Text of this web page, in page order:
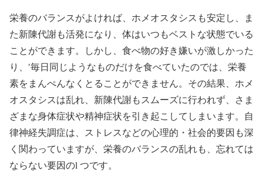
栄養のバランスがよければ、ホメオスタシスも安定し、ま
た新陳代謝も活発になり、体はいつもベストな状態でいる
ことができます。しかし、食べ物の好き嫌いが激しかった
り、′毎日同じようなものだけを食べていたのでは、栄養
素をまんぺんなくとることができません。その結果、ホメ
オスタシスは乱れ、新陳代謝もスムーズに行われず、さま
ざまな身体症状や精神症状を引き起こしてしまいます。自
律神経失調症は、ストレスなどの心理的・社会的要因も深
く関わっていますが、栄養のバランスの乱れも、忘れては
ならない要因のl つです。